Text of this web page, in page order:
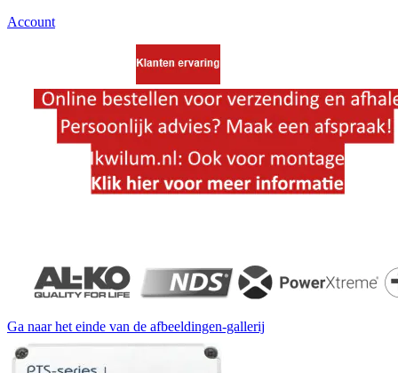
Account
Ga naar het einde van de afbeeldingen-gallerij